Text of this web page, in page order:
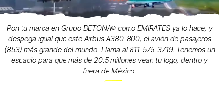
Pon tu marca en Grupo DETONA® como EMIRATES ya lo hace, y
despega igual que este Airbus A380-800, el avión de pasajeros
(853) más grande del mundo. Llama al 811-575-3719. Tenemos un
espacio para que más de 20.5 millones vean tu logo, dentro y
fuera de México.